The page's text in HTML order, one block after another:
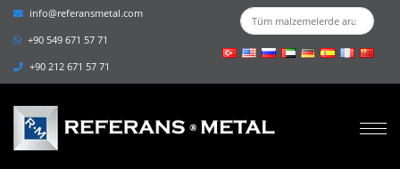
info@referansmetal.com
+90 549 671 57 71
+90 212 671 57 71